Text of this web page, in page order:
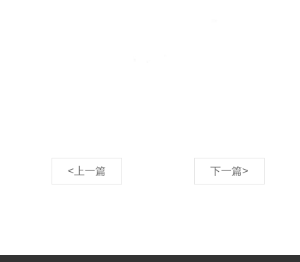
<上一篇 下一篇>